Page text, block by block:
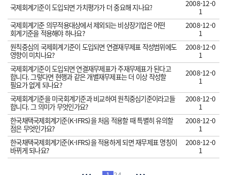
국제회계기준이 도입되면 가치평가가 더 중요해 지나요?
2008-12-0
1
국제회계기준 의무적용대상에서 제외되는 비상장기업은 어떤
회계기준을 적용해야 하나요?
2008-12-0
1
원칙중심의 국제회계기준이 도입되면 연결재무제표 작성범위에도
영향이 미치나요?
2008-12-0
1
국제회계기준이 도입되면 연결재무제표가 주재무제표가 된다고
합니다. 그렇다면 현행과 같은 개별재무제표는 더 이상 작성할
필요가 없게 되나요?
2008-12-0
1
국제회계기준을 미국회계기준과 비교하여 원칙중심기준이라고들
합니다. 그 의미가 무엇인가요?
2008-12-0
1
한국채택국제회계기준(K-IFRS)을 처음 적용할 때 특별히 유의할
점은 무엇인가요?
2008-12-0
1
한국채택국제회계기준(K-IFRS)을 적용하게 되면 재무제표 명칭이
바뀌게 되나요?
2008-12-0
1